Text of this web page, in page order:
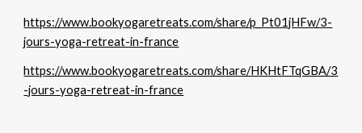
https://www.bookyogaretreats.com/share/p_Pt01jHFw/3-
jours-yoga-retreat-in-france
https://www.bookyogaretreats.com/share/HKHtFTqGBA/3
-jours-yoga-retreat-in-france